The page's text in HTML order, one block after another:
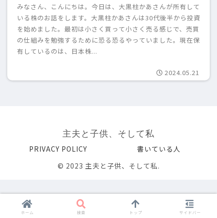
みなさん、こんにちは。今日は、大黒柱かあさんが所有して
いる株のお話をします。大黒柱かあさんは30代後半から投資
を始めました。最初は小さく買って小さく売る感じで、売買
の仕組みを勉強するために恐る恐るやっていました。現在保
有しているのは、日本株...
2024.05.21
主夫と子供、そして私
PRIVACY POLICY
書いている人
© 2023 主夫と子供、そして私.
ホーム 検索 トップ サイドバー